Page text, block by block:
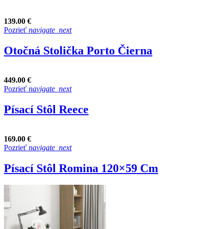
139.00 €
Pozrieť navigate_next
Otočná Stolička Porto Čierna
449.00 €
Pozrieť navigate_next
Písací Stôl Reece
169.00 €
Pozrieť navigate_next
Písací Stôl Romina 120×59 Cm